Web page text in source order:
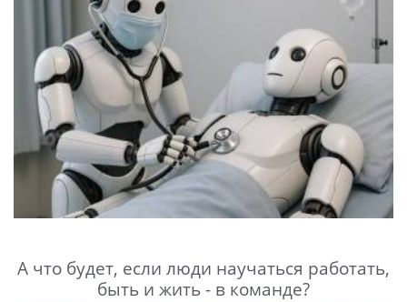
А что будет, если люди научаться работать,
быть и жить - в команде?